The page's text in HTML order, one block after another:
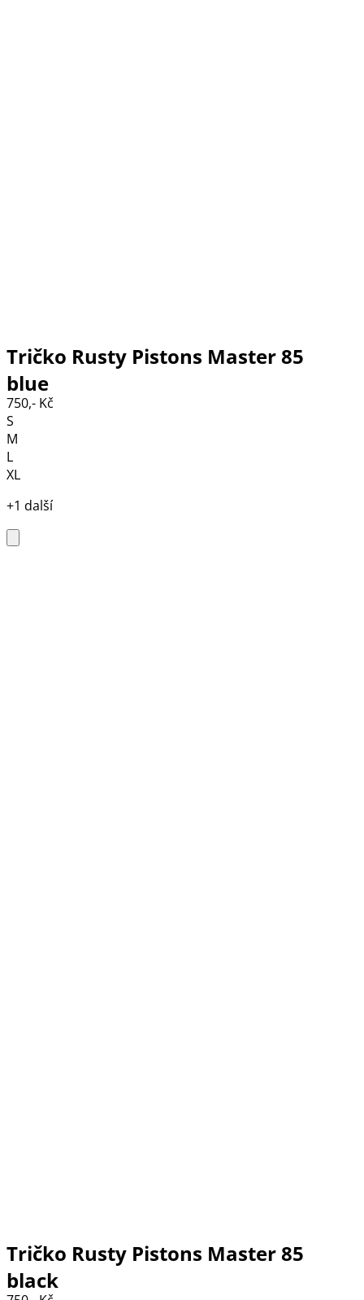
Tričko Rusty Pistons Master 85
blue
750,- Kč
S
M
L
XL
+1 další
Tričko Rusty Pistons Master 85
black